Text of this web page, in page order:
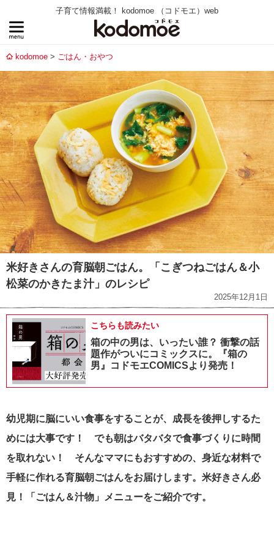
子育て情報満載！ kodomoe （コドモエ）web
kodomoe ごはん・おやつ
米好きさんの育脳朝ごはん。「こぎつねごはん＆小
松菜のかきたま汁」のレシピ
2025年12月1日
こちらも読みたい
箱の中の男は、いったい誰？ 衝撃の話
題作がついにコミックスに。『箱の
男』コドモエCOMICSより発売！
幼児期に脳にいい食事をすることが、成長を後押しするた
めには大事です！ でも朝はバタバタで食事づくりに時間
を取れない！ そんなママにもおすすめの、身近な材料で
手軽に作れる育脳朝ごはんをお届けします。米好きさん必
見！「ごはん＆汁物」メニューをご紹介です。